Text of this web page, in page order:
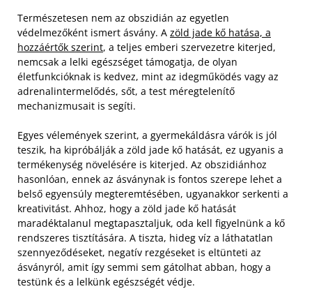
Természetesen nem az obszidián az egyetlen
védelmezőként ismert ásvány. A zöld jade kő hatása, a
hozzáértők szerint, a teljes emberi szervezetre kiterjed,
nemcsak a lelki egészséget támogatja, de olyan
életfunkcióknak is kedvez, mint az idegműködés vagy az
adrenalintermelődés, sőt, a test méregtelenítő
mechanizmusait is segíti.
Egyes vélemények szerint, a gyermekáldásra várók is jól
teszik, ha kipróbálják a zöld jade kő hatását, ez ugyanis a
termékenység növelésére is kiterjed. Az obszidiánhoz
hasonlóan, ennek az ásványnak is fontos szerepe lehet a
belső egyensúly megteremtésében, ugyanakkor serkenti a
kreativitást. Ahhoz, hogy a zöld jade kő hatását
maradéktalanul megtapasztaljuk, oda kell figyelnünk a kő
rendszeres tisztítására. A tiszta, hideg víz a láthatatlan
szennyeződéseket, negatív rezgéseket is eltünteti az
ásványról, amit így semmi sem gátolhat abban, hogy a
testünk és a lelkünk egészségét védje.